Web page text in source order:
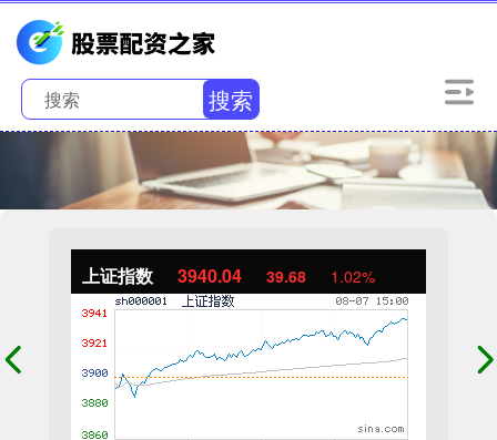
搜索
上证指数 3940.04 39.68 1.02%